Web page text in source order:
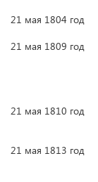
21 мая 1804 год
21 мая 1809 год
21 мая 1810 год
21 мая 1813 год